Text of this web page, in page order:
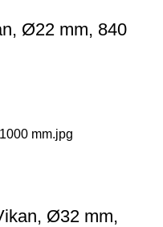
Ø22 mm, 840
Ø32 mm,